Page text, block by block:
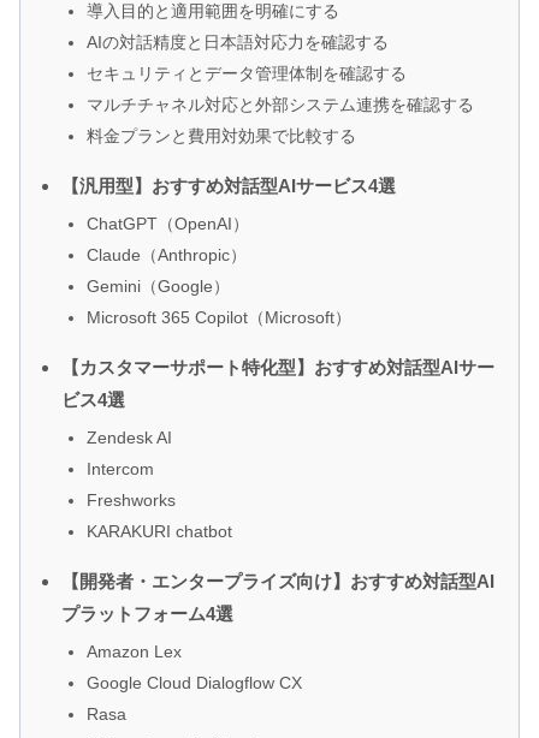
導入目的と適用範囲を明確にする
AIの対話精度と日本語対応力を確認する
セキュリティとデータ管理体制を確認する
マルチチャネル対応と外部システム連携を確認する
料金プランと費用対効果で比較する
【汎用型】おすすめ対話型AIサービス4選
ChatGPT（OpenAI）
Claude（Anthropic）
Gemini（Google）
Microsoft 365 Copilot（Microsoft）
【カスタマーサポート特化型】おすすめ対話型AIサー
ビス4選
Zendesk AI
Intercom
Freshworks
KARAKURI chatbot
【開発者・エンタープライズ向け】おすすめ対話型AI
プラットフォーム4選
Amazon Lex
Google Cloud Dialogflow CX
Rasa